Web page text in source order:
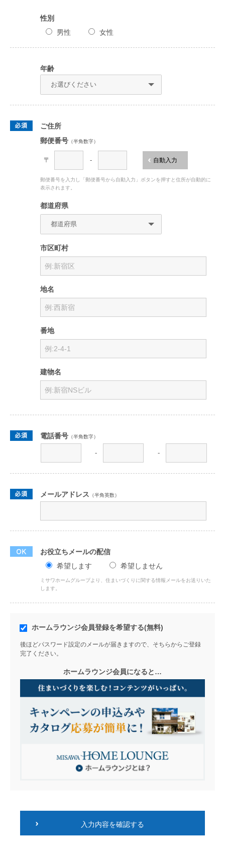
性別
男性
女性
年齢
ご住所
郵便番号 （半角数字）
〒 - 自動入力
郵便番号を入力し「郵便番号から自動入力」ボタンを押すと住所が自動的に
表示されます。
都道府県
市区町村
地名
番地
建物名
電話番号 （半角数字）
- -
メールアドレス （半角英数）
お役立ちメールの配信
希望します
希望しません
ミサワホームグループより、住まいづくりに関する情報メールをお送りいた
します。
ホームラウンジ会員登録を希望する(無料)
後ほどパスワード設定のメールが届きますので、そちらからご登録
完了ください。
ホームラウンジ会員になると…
入力内容を確認する